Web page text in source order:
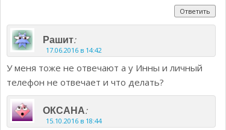
Ответить
Рашит:
17.06.2016 в 14:42
У меня тоже не отвечают а у Инны и личный
телефон не отвечает и что делать?
ОКСАНА:
15.10.2016 в 18:44